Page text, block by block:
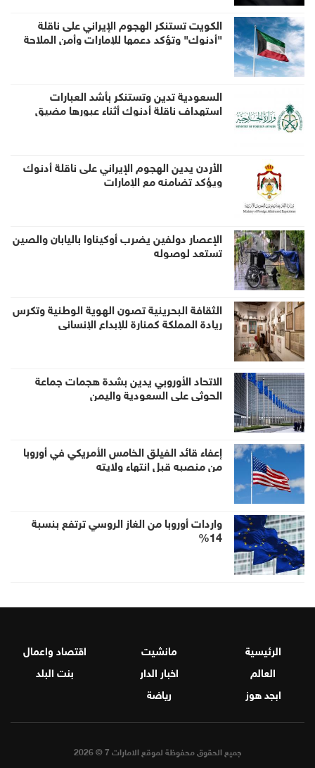
الكويت تستنكر الهجوم الإيراني على ناقلة
"أدنوك" وتؤكد دعمها للإمارات وأمن الملاحة
السعودية تدين وتستنكر بأشد العبارات
استهداف ناقلة أدنوك أثناء عبورها مضيق
هرمز
الأردن يدين الهجوم الإيراني على ناقلة أدنوك
ويؤكد تضامنه مع الإمارات
الإعصار دولفين يضرب أوكيناوا باليابان والصين
تستعد لوصوله
الثقافة البحرينية تصون الهوية الوطنية وتكرس
ريادة المملكة كمنارة للإبداع الإنساني
الاتحاد الأوروبي يدين بشدة هجمات جماعة
الحوثي على السعودية واليمن
إعفاء قائد الفيلق الخامس الأمريكي في أوروبا
من منصبه قبل انتهاء ولايته
واردات أوروبا من الغاز الروسي ترتفع بنسبة
14%
الرئيسية مانشيت
اقتصاد واعمال
العالم
اخبار الدار
بنت البلد
ابجد هوز
رياضة
جميع الحقوق محفوظة لموقع الامارات 7 © 2026